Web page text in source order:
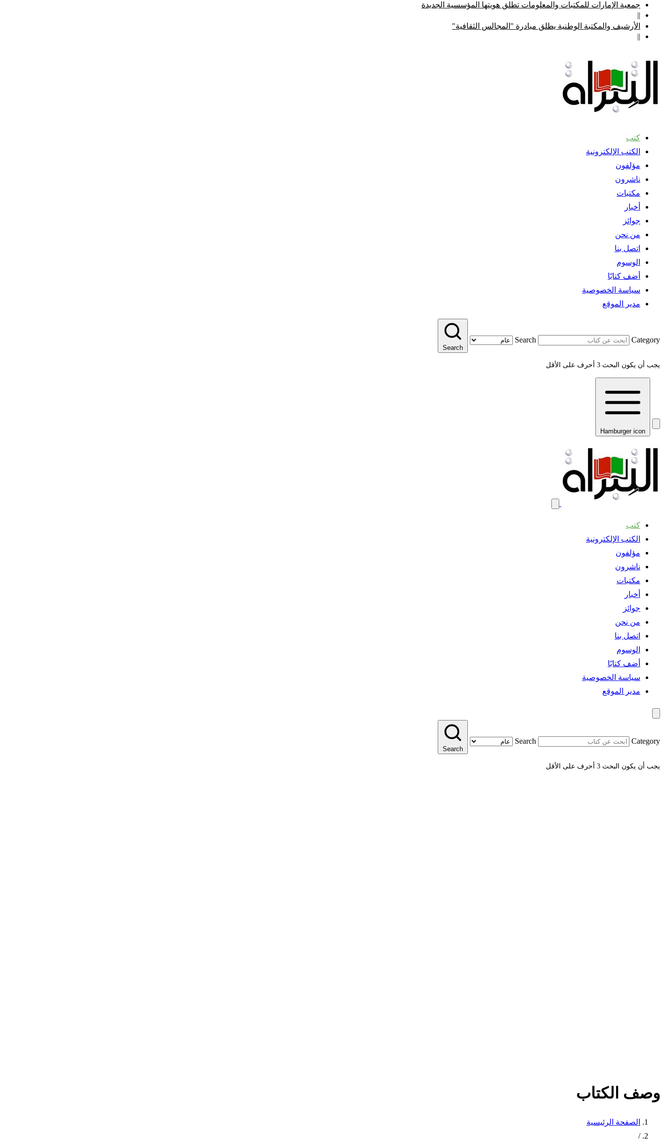
جمعية الإمارات للمكتبات والمعلومات تطلق هويتها المؤسسية الجديدة
||
الأرشيف والمكتبة الوطنية يطلق مبادرة "المجالس الثقافية"
||
كتب
الكتب الإلكترونية
مؤلفون
ناشرون
مكتبات
أخبار
جوائز
من نحن
اتصل بنا
الوسوم
أضف كتابًا
سياسة الخصوصية
مدير الموقع
Search Category
Search
يجب أن يكون البحث 3 أحرف على الأقل
Hamburger icon
كتب
الكتب الإلكترونية
مؤلفون
ناشرون
مكتبات
أخبار
جوائز
من نحن
اتصل بنا
الوسوم
أضف كتابًا
سياسة الخصوصية
مدير الموقع
Search Category
Search
يجب أن يكون البحث 3 أحرف على الأقل
وصف الكتاب
الصفحة الرئيسية
/